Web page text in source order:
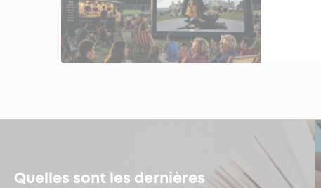
Quelles sont les dernières